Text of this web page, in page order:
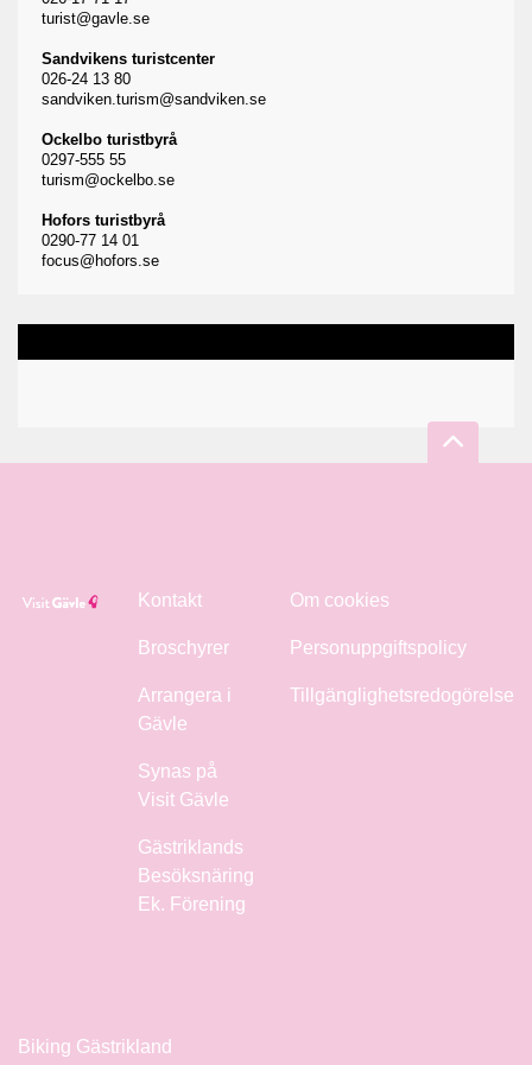
turist@gavle.se
Sandvikens turistcenter
026-24 13 80
sandviken.turism@sandviken.se
Ockelbo turistbyrå
0297-555 55
turism@ockelbo.se
Hofors turistbyrå
0290-77 14 01
focus@hofors.se
Kontakt
Broschyrer
Arrangera i
Gävle
Synas på
Visit Gävle
Gästriklands
Besöksnäring
Ek. Förening
Om cookies
Personuppgiftspolicy
Tillgänglighetsredogörelse
Biking Gästrikland